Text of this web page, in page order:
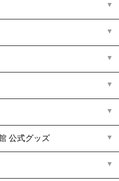
公式グッズ